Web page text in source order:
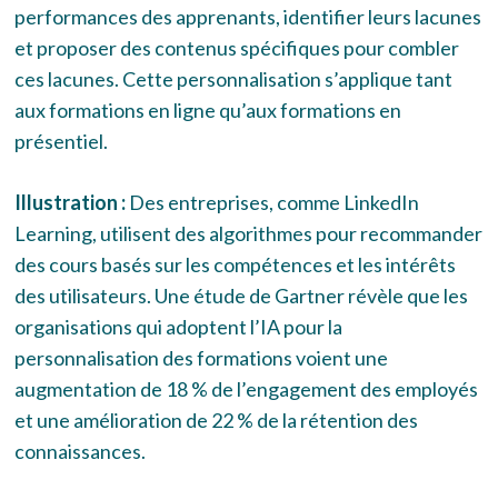
performances des apprenants, identifier leurs lacunes
et proposer des contenus spécifiques pour combler
ces lacunes. Cette personnalisation s’applique tant
aux formations en ligne qu’aux formations en
présentiel.
Illustration : Des entreprises, comme LinkedIn
Learning, utilisent des algorithmes pour recommander
des cours basés sur les compétences et les intérêts
des utilisateurs. Une étude de Gartner révèle que les
organisations qui adoptent l’IA pour la
personnalisation des formations voient une
augmentation de 18 % de l’engagement des employés
et une amélioration de 22 % de la rétention des
connaissances.